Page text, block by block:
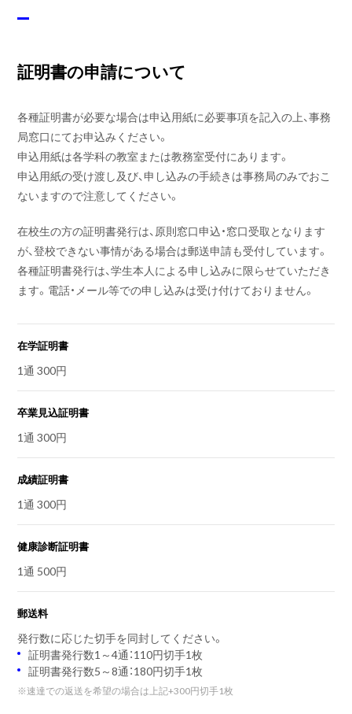
証明書の申請について
各種証明書が必要な場合は申込用紙に必要事項を記入の上、事務
局窓口にてお申込みください。
申込用紙は各学科の教室または教務室受付にあります。
申込用紙の受け渡し及び、申し込みの手続きは事務局のみでおこ
ないますので注意してください。
在校生の方の証明書発行は、原則窓口申込・窓口受取となります
が、登校できない事情がある場合は郵送申請も受付しています。
各種証明書発行は、学生本人による申し込みに限らせていただき
ます。電話・メール等での申し込みは受け付けておりません。
在学証明書
1通 300円
卒業見込証明書
1通 300円
成績証明書
1通 300円
健康診断証明書
1通 500円
郵送料
発行数に応じた切手を同封してください。
証明書発行数1～4通：110円切手1枚
証明書発行数5～8通：180円切手1枚
※速達での返送を希望の場合は上記+300円切手1枚